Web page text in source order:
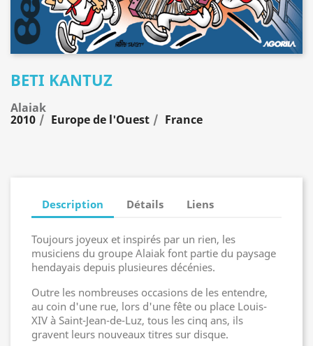
BETI KANTUZ
Alaiak
2010 Europe de l'Ouest France
Description Détails Liens
Toujours joyeux et inspirés par un rien, les
musiciens du groupe Alaiak font partie du paysage
hendayais depuis plusieures décénies.
Outre les nombreuses occasions de les entendre,
au coin d'une rue, lors d'une fête ou place Louis-
XIV à Saint-Jean-de-Luz, tous les cinq ans, ils
gravent leurs nouveaux titres sur disque.